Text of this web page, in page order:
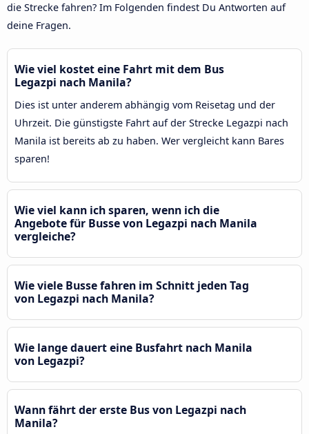
die Strecke fahren? Im Folgenden findest Du Antworten auf
deine Fragen.
Wie viel kostet eine Fahrt mit dem Bus
Legazpi nach Manila?
Dies ist unter anderem abhängig vom Reisetag und der
Uhrzeit. Die günstigste Fahrt auf der Strecke Legazpi nach
Manila ist bereits ab zu haben. Wer vergleicht kann Bares
sparen!
Wie viel kann ich sparen, wenn ich die
Angebote für Busse von Legazpi nach Manila
vergleiche?
Wie viele Busse fahren im Schnitt jeden Tag
von Legazpi nach Manila?
Wie lange dauert eine Busfahrt nach Manila
von Legazpi?
Wann fährt der erste Bus von Legazpi nach
Manila?